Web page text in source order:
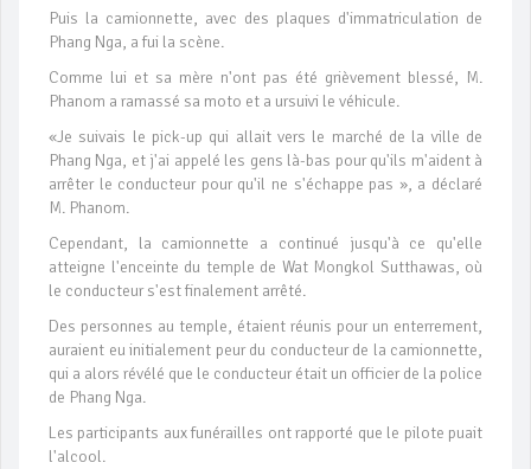
Puis la camionnette, avec des plaques d'immatriculation de
Phang Nga, a fui la scène.
Comme lui et sa mère n'ont pas été grièvement blessé, M.
Phanom a ramassé sa moto et a ursuivi le véhicule.
«Je suivais le pick-up qui allait vers le marché de la ville de
Phang Nga, et j'ai appelé les gens là-bas pour qu'ils m'aident à
arrêter le conducteur pour qu'il ne s'échappe pas », a déclaré
M. Phanom.
Cependant, la camionnette a continué jusqu'à ce qu'elle
atteigne l'enceinte du temple de Wat Mongkol Sutthawas, où
le conducteur s'est finalement arrêté.
Des personnes au temple, étaient réunis pour un enterrement,
auraient eu initialement peur du conducteur de la camionnette,
qui a alors révélé que le conducteur était un officier de la police
de Phang Nga.
Les participants aux funérailles ont rapporté que le pilote puait
l'alcool.